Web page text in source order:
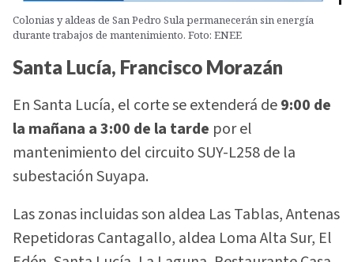
Colonias y aldeas de San Pedro Sula permanecerán sin energía
durante trabajos de mantenimiento. Foto: ENEE
Santa Lucía, Francisco Morazán
En Santa Lucía, el corte se extenderá de9:00 de
la mañana a 3:00 de la tarde por el
mantenimiento del circuito SUY-L258 de la
subestación Suyapa.
Las zonas incluidas son aldea Las Tablas, Antenas
Repetidoras Cantagallo, aldea Loma Alta Sur, El